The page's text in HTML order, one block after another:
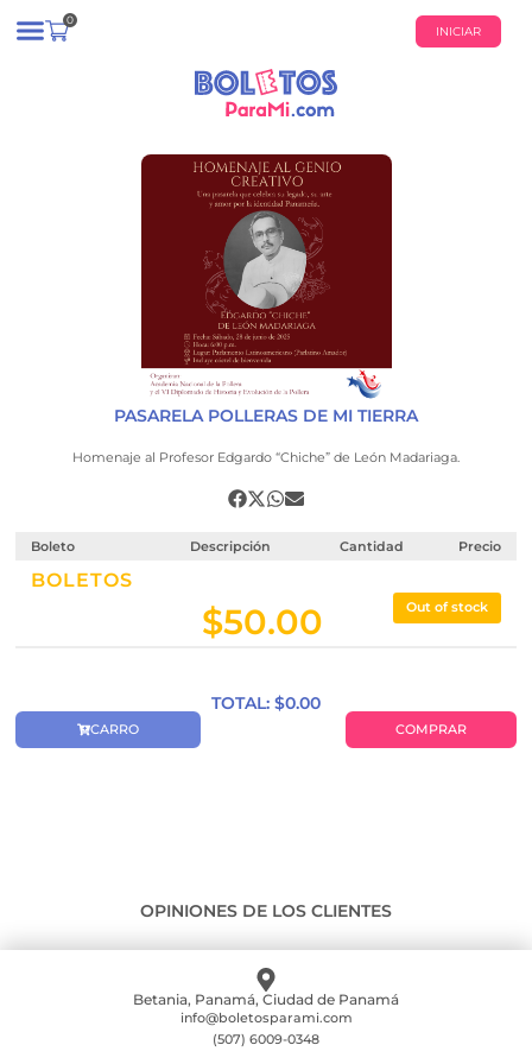
0
INICIAR
PASARELA POLLERAS DE MI TIERRA
Homenaje al Profesor Edgardo “Chiche” de León Madariaga.
Boleto Descripción Cantidad Precio
BOLETOS
$50.00 Out of stock
TOTAL: $0.00
CARRO COMPRAR
OPINIONES DE LOS CLIENTES
Betania, Panamá, Ciudad de Panamá
info@boletosparami.com
(507) 6009-0348